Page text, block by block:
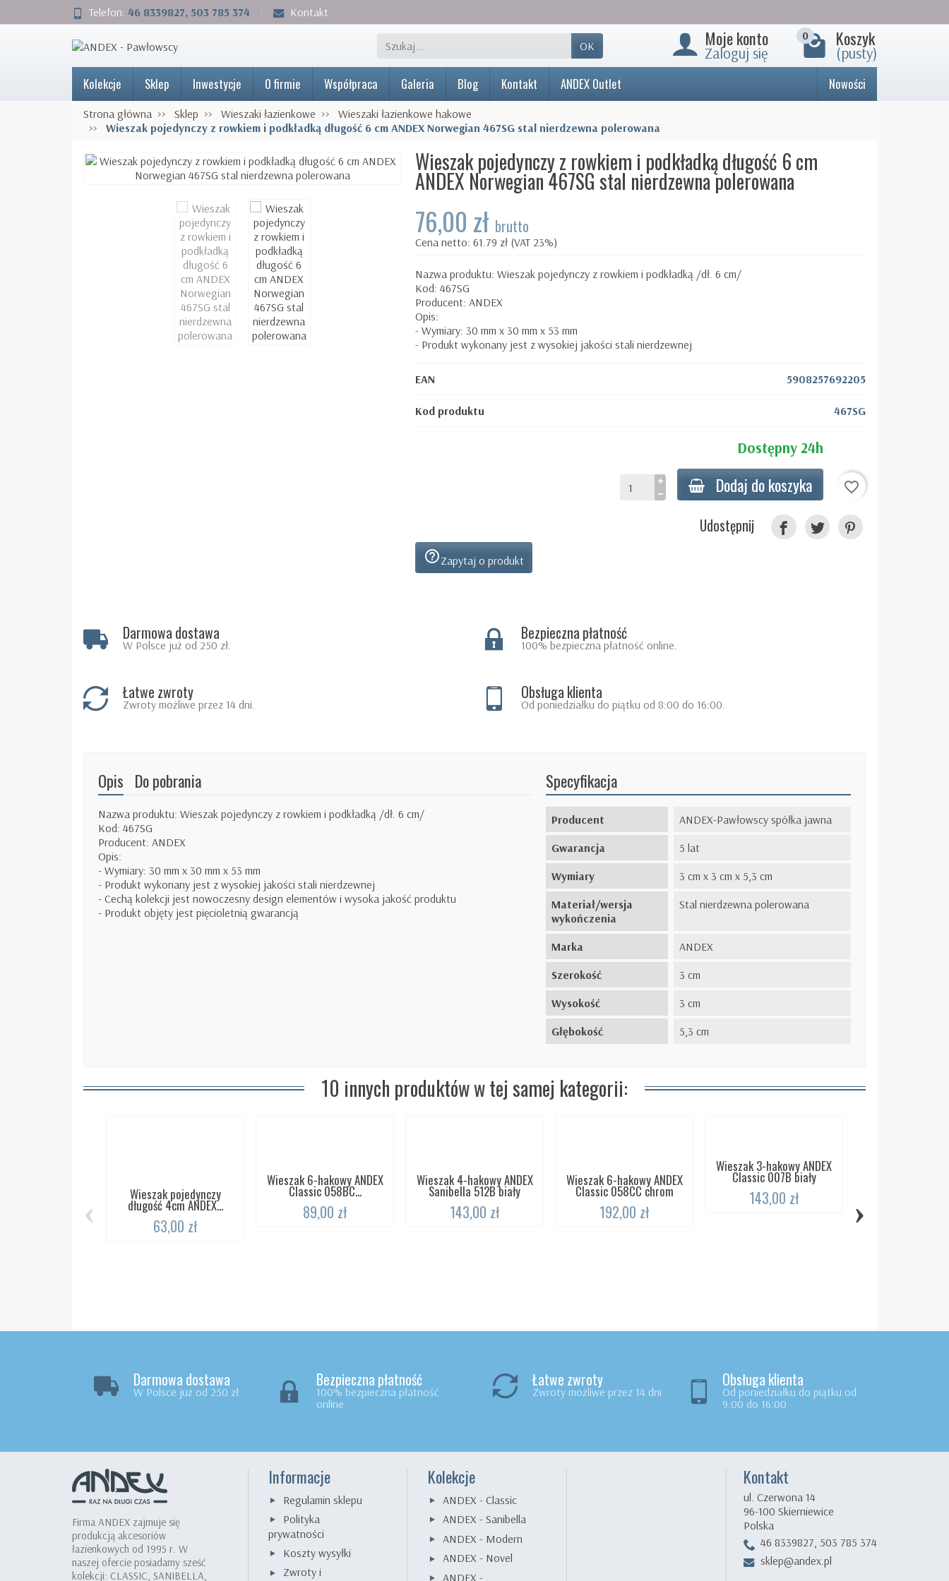
Telefon: 46 8339827, 503 785 374 Kontakt
OK Moje konto
Zaloguj się
0 Koszyk
(pusty)
Kolekcje Sklep Inwestycje O firmie Współpraca Galeria Blog Kontakt ANDEX Outlet Nowości
Strona główna Sklep Wieszaki łazienkowe
Wieszaki łazienkowe hakowe
Wieszak pojedynczy z rowkiem i podkładką długość 6 cm ANDEX Norwegian 467SG stal nierdzewna polerowana
Wieszak pojedynczy z rowkiem i podkładką długość 6 cm
ANDEX Norwegian 467SG stal nierdzewna polerowana
76,00 zł brutto
Cena netto: 61.79 zł (VAT 23%)
Nazwa produktu: Wieszak pojedynczy z rowkiem i podkładką /dł. 6 cm/
Kod: 467SG
Producent: ANDEX
Opis:
- Wymiary: 30 mm x 30 mm x 53 mm
- Produkt wykonany jest z wysokiej jakości stali nierdzewnej
EAN 5908257692205
Kod produktu 467SG
Dostępny 24h
Dodaj do koszyka favorite_border
Udostępnij
help_outlineZapytaj o produkt
Darmowa dostawa
W Polsce już od 250 zł.
Bezpieczna płatność
100% bezpieczna płatność online.
Łatwe zwroty
Zwroty możliwe przez 14 dni.
Obsługa klienta
Od poniedziałku do piątku od 8:00 do 16:00.
Opis Do pobrania
Nazwa produktu: Wieszak pojedynczy z rowkiem i podkładką /dł. 6 cm/
Kod: 467SG
Producent: ANDEX
Opis:
- Wymiary: 30 mm x 30 mm x 53 mm
- Produkt wykonany jest z wysokiej jakości stali nierdzewnej
- Cechą kolekcji jest nowoczesny design elementów i wysoka jakość produktu
- Produkt objęty jest pięcioletnią gwarancją
Specyfikacja
Producent
ANDEX-Pawłowscy spółka jawna
Gwarancja
5 lat
Wymiary
3 cm x 3 cm x 5,3 cm
Materiał/wersja
wykończenia
Stal nierdzewna polerowana
Marka
ANDEX
Szerokość
3 cm
Wysokość
3 cm
Głębokość
5,3 cm
10 innych produktów w tej samej kategorii:
Wieszak pojedynczy
długość 4cm ANDEX...
63,00 zł
Wieszak 6-hakowy ANDEX
Classic 058BC...
89,00 zł
Wieszak 4-hakowy ANDEX
Sanibella 512B biały
143,00 zł
Wieszak 6-hakowy ANDEX
Classic 058CC chrom
192,00 zł
Wieszak 3-hakowy ANDEX
Classic 007B biały
143,00 zł
‹ ›
Darmowa dostawa
W Polsce już od 250 zł.
Bezpieczna płatność
100% bezpieczna płatność
online
Łatwe zwroty
Zwroty możliwe przez 14 dni
Obsługa klienta
Od poniedziałku do piątku od
9:00 do 16:00
Firma ANDEX zajmuje się
produkcją akcesoriów
łazienkowych od 1995 r. W
naszej ofercie posiadamy sześć
kolekcji: CLASSIC, SANIBELLA,
Informacje
Regulamin sklepu
Polityka
prywatności
Koszty wysyłki
Zwroty i
Kolekcje
ANDEX - Classic
ANDEX - Sanibella
ANDEX - Modern
ANDEX - Novel
ANDEX -
Kontakt
ul. Czerwona 14
96-100 Skierniewice
Polska
46 8339827, 503 785 374
sklep@andex.pl